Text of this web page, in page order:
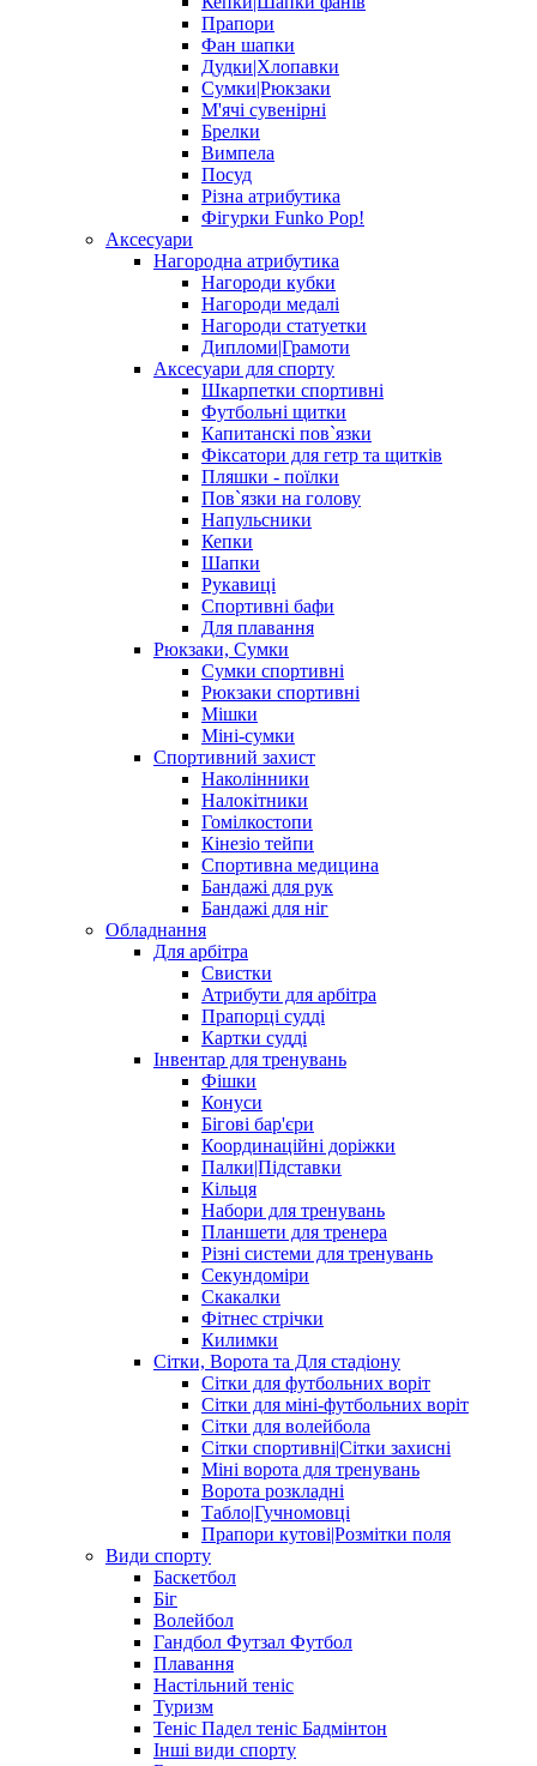
Прапори
Фан шапки
Дудки|Хлопавки
Сумки|Рюкзаки
М'ячі сувенірні
Брелки
Вимпела
Посуд
Різна атрибутика
Фігурки Funko Pop!
Аксесуари
Нагородна атрибутика
Нагороди кубки
Нагороди медалі
Нагороди статуетки
Дипломи|Грамоти
Аксесуари для спорту
Шкарпетки спортивні
Футбольні щитки
Капитанскі пов`язки
Фіксатори для гетр та щитків
Пляшки - поїлки
Пов`язки на голову
Напульсники
Кепки
Шапки
Рукавиці
Спортивні бафи
Для плавання
Рюкзаки, Сумки
Сумки спортивні
Рюкзаки спортивні
Мішки
Міні-сумки
Спортивний захист
Наколінники
Налокітники
Гомілкостопи
Кінезіо тейпи
Спортивна медицина
Бандажі для рук
Бандажі для ніг
Обладнання
Для арбітра
Свистки
Атрибути для арбітра
Прапорці судді
Картки судді
Інвентар для тренувань
Фішки
Конуси
Бігові бар'єри
Координаційні доріжки
Палки|Підставки
Кільця
Набори для тренувань
Планшети для тренера
Різні системи для тренувань
Секундоміри
Скакалки
Фітнес стрічки
Килимки
Сітки, Ворота та Для стадіону
Сітки для футбольних воріт
Сітки для міні-футбольних воріт
Сітки для волейбола
Сітки спортивні|Cітки захисні
Міні ворота для тренувань
Ворота розкладні
Табло|Гучномовці
Прапори кутові|Розмітки поля
Види спорту
Баскетбол
Біг
Волейбол
Гандбол Футзал Футбол
Плавання
Настільний теніс
Туризм
Теніс Падел теніс Бадмінтон
Інші види спорту